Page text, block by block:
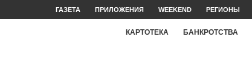
ГАЗЕТА ПРИЛОЖЕНИЯ WEEKEND РЕГИОНЫ
КАРТОТЕКА БАНКРОТСТВА